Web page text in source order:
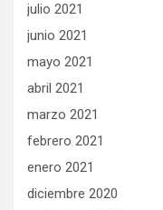
julio 2021
junio 2021
mayo 2021
abril 2021
marzo 2021
febrero 2021
enero 2021
diciembre 2020